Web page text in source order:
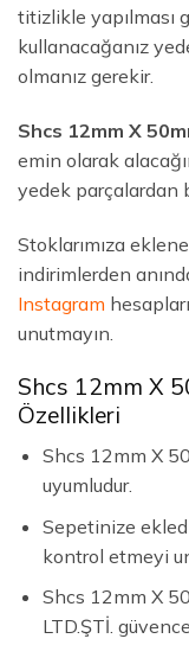
titizlikle yapılması
kullanacağanız
olmanız gerekir.
Shcs 12mm X
emin olarak
yedek parçalardan
Stoklarımıza
indirimlerden
Instagram
unutmayın.
Shcs 12mm X
Özellikleri
Shcs 12mm X
uyumludur.
Sepetinize
kontrol etmeyi
Shcs 12mm X
LTD.ŞTİ.